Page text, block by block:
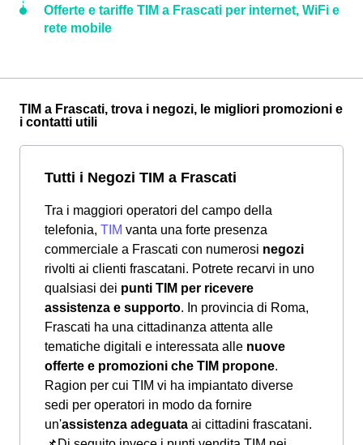
Offerte e tariffe TIM a Frascati per internet, WiFi e
rete mobile
TIM a Frascati, trova i negozi, le migliori promozioni e
i contatti utili
Tutti i Negozi TIM a Frascati
Tra i maggiori operatori del campo della
telefonia, TIM vanta una forte presenza
commerciale a Frascati con numerosi negozi
rivolti ai clienti frascatani. Potrete recarvi in uno
qualsiasi dei punti TIM per ricevere
assistenza e supporto. In provincia di Roma,
Frascati ha una cittadinanza attenta alle
tematiche digitali e interessata alle nuove
offerte e promozioni che TIM propone.
Ragion per cui TIM vi ha impiantato diverse
sedi per operatori in modo da fornire
un'assistenza adeguata ai cittadini frascatani.